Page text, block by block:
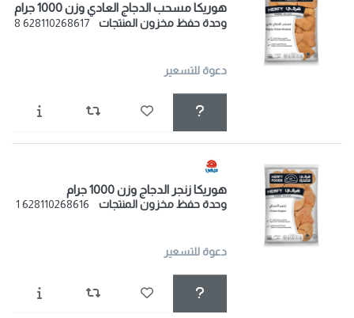
هوريكا مسحب الدجاج العادي وزن 1000 جرام
وحدة حفظ مخزون المنتجات 628110268617 8
دعوة للتسعير
هوريكا زنجر الدجاج وزن 1000 جرام
وحدة حفظ مخزون المنتجات 628110268616 1
دعوة للتسعير